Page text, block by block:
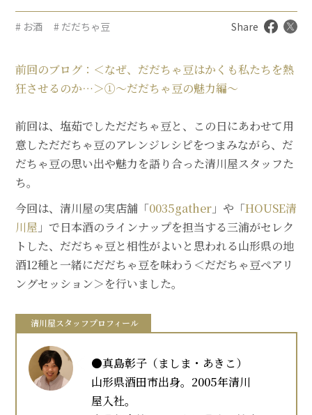
# お酒 # だだちゃ豆 Share
前回のブログ：＜なぜ、だだちゃ豆はかくも私たちを熱
狂させるのか…＞①～だだちゃ豆の魅力編～
前回は、塩茹でしただだちゃ豆と、この日にあわせて用
意しただだちゃ豆のアレンジレシピをつまみながら、だ
だちゃ豆の思い出や魅力を語り合った清川屋スタッフた
ち。
今回は、清川屋の実店舗「0035gather」や「HOUSE清
川屋 」で日本酒のラインナップを担当する三浦がセレク
トした、だだちゃ豆と相性がよいと思われる山形県の地
酒12種と一緒にだだちゃ豆を味わう＜だだちゃ豆ペアリ
ングセッション＞を行いました。
清川屋スタッフプロフィール
●真島彰子（ましま・あきこ）
山形県酒田市出身。2005年清川
屋入社。